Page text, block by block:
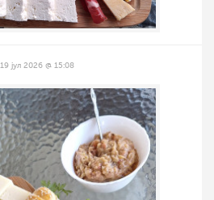
19 јул 2026 @ 15:08